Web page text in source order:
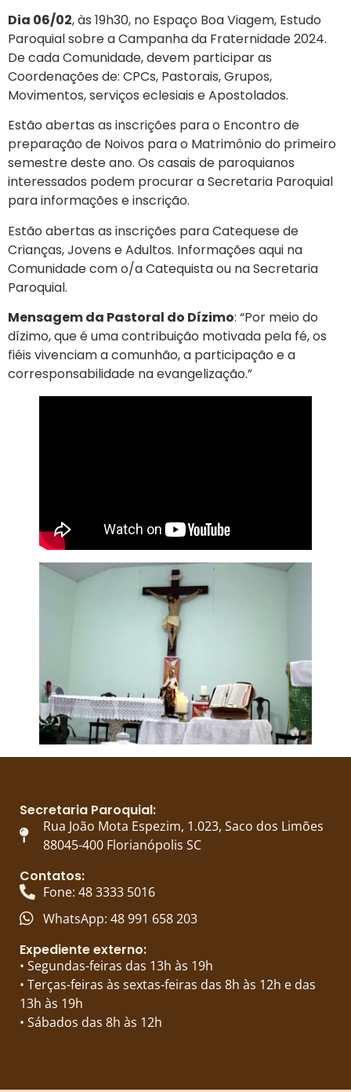
Dia 06/02, às 19h30, no Espaço Boa Viagem, Estudo
Paroquial sobre a Campanha da Fraternidade 2024.
De cada Comunidade, devem participar as
Coordenações de: CPCs, Pastorais, Grupos,
Movimentos, serviços eclesiais e Apostolados.
Estão abertas as inscrições para o Encontro de
preparação de Noivos para o Matrimônio do primeiro
semestre deste ano. Os casais de paroquianos
interessados podem procurar a Secretaria Paroquial
para informações e inscrição.
Estão abertas as inscrições para Catequese de
Crianças, Jovens e Adultos. Informações aqui na
Comunidade com o/a Catequista ou na Secretaria
Paroquial.
Mensagem da Pastoral do Dízimo: “Por meio do
dízimo, que é uma contribuição motivada pela fé, os
fiéis vivenciam a comunhão, a participação e a
corresponsabilidade na evangelização.”
Secretaria Paroquial:
Rua João Mota Espezim, 1.023, Saco dos Limões
88045-400 Florianópolis SC
Contatos:
Fone: 48 3333 5016
WhatsApp: 48 991 658 203
Expediente externo:
• Segundas-feiras das 13h às 19h
• Terças-feiras às sextas-feiras das 8h às 12h e das
13h às 19h
• Sábados das 8h às 12h